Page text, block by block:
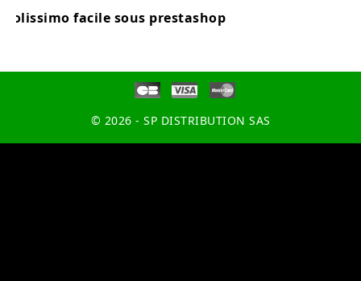
Colissimo facile sous prestashop
© 2026 - SP DISTRIBUTION SAS